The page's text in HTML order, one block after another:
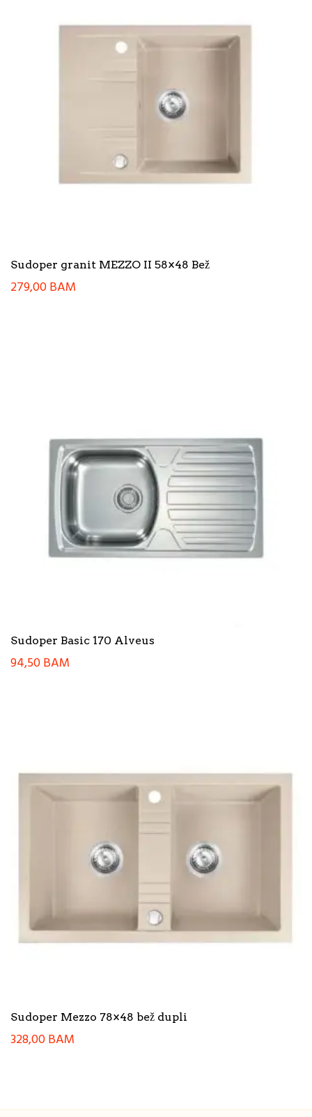
Sudoper granit MEZZO II 58×48 Bež
279,00BAM
Sudoper Basic 170 Alveus
94,50BAM
Sudoper Mezzo 78×48 bež dupli
328,00BAM